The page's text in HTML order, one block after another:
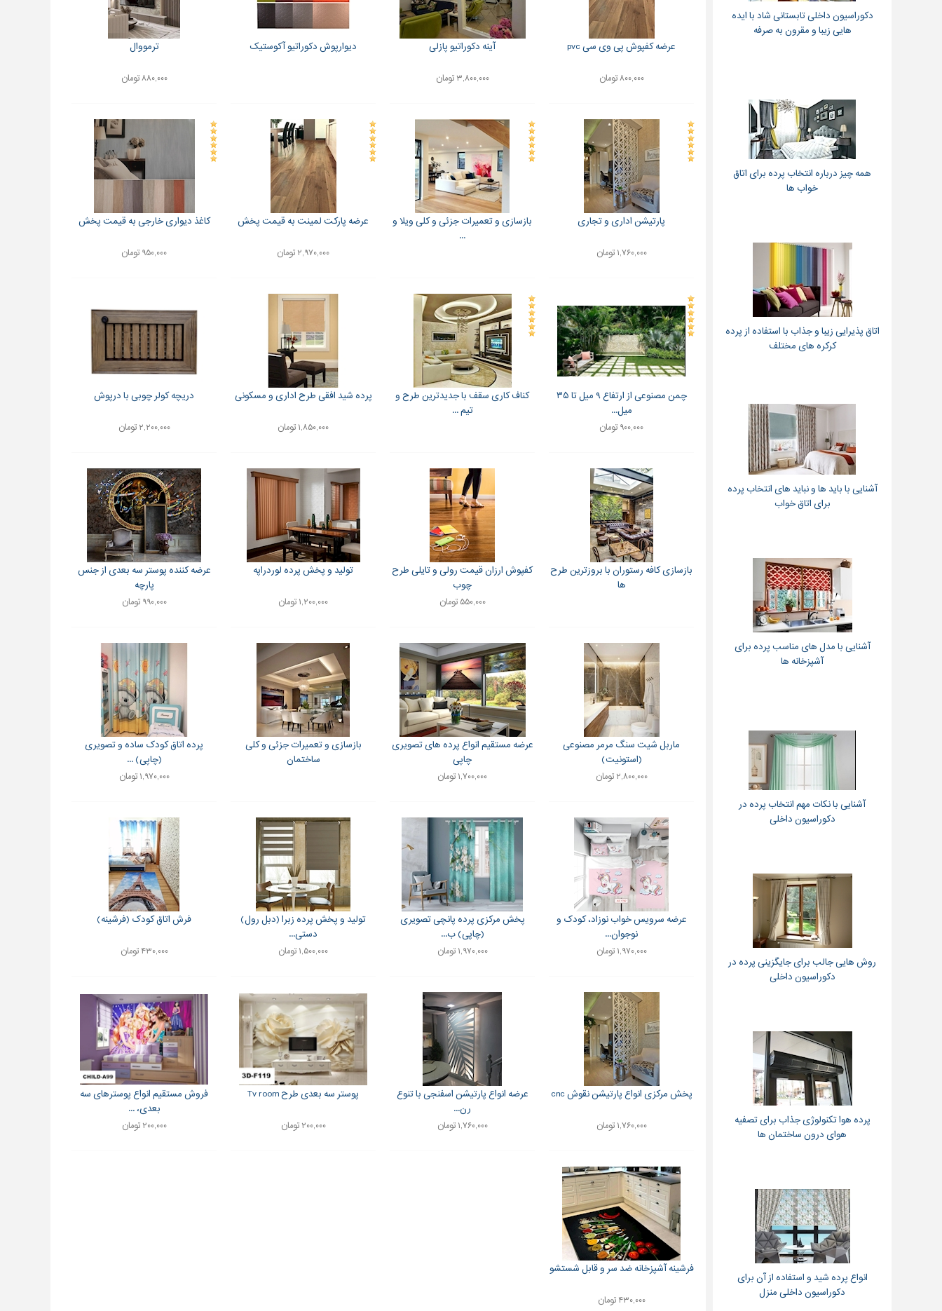
عرضه کفپوش پی وی سی pvc
۸۰۰,۰۰۰ تومان
آینه دکوراتیو پازلی
۳,۸۰۰,۰۰۰ تومان
دیوارپوش دکوراتیو آکوستیک ترمووال
۸۸۰,۰۰۰ تومان
پارتیشن اداری و تجاری
۱,۷۶۰,۰۰۰ تومان
بازسازی و تعمیرات جزئی و کلی ویلا و
...
عرضه پارکت لمینت به قیمت پخش
۲,۹۷۰,۰۰۰ تومان
کاغذ دیواری خارجی به قیمت پخش
۹۵۰,۰۰۰ تومان
چمن مصنوعی از ارتفاع ۹ میل تا ۳۵
میل...
۹۰۰,۰۰۰ تومان
کناف کاری سقف با جدیدترین طرح و
تیم ...
پرده شید افقی طرح اداری و مسکونی
۱,۸۵۰,۰۰۰ تومان
دریچه کولر چوبی با درپوش
۲,۲۰۰,۰۰۰ تومان
بازسازی کافه رستوران با بروزترین طرح
ها
کفپوش ارزان قیمت رولی و تایلی طرح
چوب
۵۵۰,۰۰۰ تومان
تولید و پخش پرده لوردراپه
۱,۲۰۰,۰۰۰ تومان
عرضه کننده پوستر سه بعدی از جنس
پارچه
۹۹۰,۰۰۰ تومان
ماربل شیت سنگ مرمر مصنوعی
(استونیت)
۲,۸۰۰,۰۰۰ تومان
عرضه مستقیم انواع پرده های تصویری
چاپی
۱,۷۰۰,۰۰۰ تومان
بازسازی و تعمیرات جزئی و کلی
ساختمان
پرده اتاق کودک ساده و تصویری
(چاپی) ...
۱,۹۷۰,۰۰۰ تومان
عرضه سرویس خواب نوزاد، کودک و
نوجوان...
۱,۹۷۰,۰۰۰ تومان
پخش مرکزی پرده پانچی تصویری
(چاپی) ب...
۱,۹۷۰,۰۰۰ تومان
تولید و پخش پرده زبرا (دبل رول)
دستی...
۱,۵۰۰,۰۰۰ تومان
فرش اتاق کودک (فرشینه)
۴۳۰,۰۰۰ تومان
پخش مرکزی انواع پارتیشن نقوش cnc
۱,۷۶۰,۰۰۰ تومان
عرضه انواع پارتیشن اسفنجی با تنوع
رن...
۱,۷۶۰,۰۰۰ تومان
پوستر سه بعدی طرح Tv room
۲۰۰,۰۰۰ تومان
فروش مستقیم انواع پوسترهای سه
بعدی، ...
۲۰۰,۰۰۰ تومان
فرشینه آشپزخانه ضد سر و قابل شستشو
۴۳۰,۰۰۰ تومان
دکوراسیون داخلی تابستانی شاد با ایده
هایی زیبا و مقرون به صرفه
همه چیز درباره انتخاب پرده برای اتاق
خواب ها
اتاق پذیرایی زیبا و جذاب با استفاده از پرده
کرکره های مختلف
آشنایی با باید ها و نباید های انتخاب پرده
برای اتاق خواب
آشنایی با مدل های مناسب پرده برای
آشپزخانه ها
آشنایی با نکات مهم انتخاب پرده در
دکوراسیون داخلی
روش هایی جالب برای جایگزینی پرده در
دکوراسیون داخلی
پرده هوا تکنولوژی جذاب برای تصفیه
هوای درون ساختمان ها
انواع پرده شید و استفاده از آن برای
دکوراسیون داخلی منزل